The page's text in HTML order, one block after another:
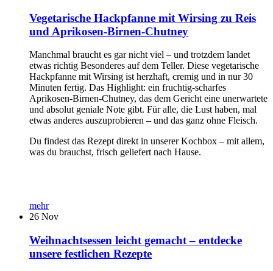
Vegetarische Hackpfanne mit Wirsing zu Reis
und Aprikosen-Birnen-Chutney
Manchmal braucht es gar nicht viel – und trotzdem landet
etwas richtig Besonderes auf dem Teller. Diese vegetarische
Hackpfanne mit Wirsing ist herzhaft, cremig und in nur 30
Minuten fertig. Das Highlight: ein fruchtig-scharfes
Aprikosen-Birnen-Chutney, das dem Gericht eine unerwartete
und absolut geniale Note gibt. Für alle, die Lust haben, mal
etwas anderes auszuprobieren – und das ganz ohne Fleisch.
Du findest das Rezept direkt in unserer Kochbox – mit allem,
was du brauchst, frisch geliefert nach Hause.
mehr
26 Nov
Weihnachtsessen leicht gemacht – entdecke
unsere festlichen Rezepte